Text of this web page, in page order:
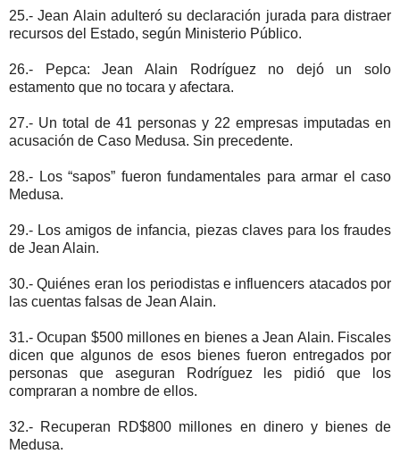
25.- Jean Alain adulteró su declaración jurada para distraer
recursos del Estado, según Ministerio Público.
26.- Pepca: Jean Alain Rodríguez no dejó un solo
estamento que no tocara y afectara.
27.- Un total de 41 personas y 22 empresas imputadas en
acusación de Caso Medusa. Sin precedente.
28.- Los “sapos” fueron fundamentales para armar el caso
Medusa.
29.- Los amigos de infancia, piezas claves para los fraudes
de Jean Alain.
30.- Quiénes eran los periodistas e influencers atacados por
las cuentas falsas de Jean Alain.
31.- Ocupan $500 millones en bienes a Jean Alain. Fiscales
dicen que algunos de esos bienes fueron entregados por
personas que aseguran Rodríguez les pidió que los
compraran a nombre de ellos.
32.- Recuperan RD$800 millones en dinero y bienes de
Medusa.